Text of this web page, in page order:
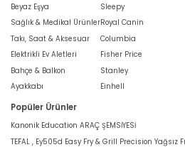
Beyaz Eşya
Sağlık & Medikal Ürünler
Takı, Saat & Aksesuar
Elektrikli Ev Aletleri
Bahçe & Balkon
Ayakkabı
Sleepy
Royal Canin
Columbia
Fisher Price
Stanley
Einhell
Popüler Ürünler
Kanonik Education ARAÇ ŞEMSİYESİ
TEFAL , Ey505d Easy Fry & Grill Precision Yağsız